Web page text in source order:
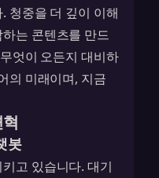
청중을 더 깊이 이해
는 콘텐츠를 만드
엇이 오든지 대비하
의 미래이며, 지금
봇
고 있습니다. 대기